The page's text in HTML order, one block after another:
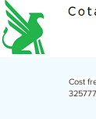
Cost